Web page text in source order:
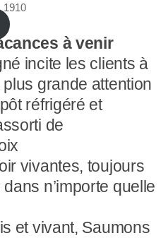
1910
à venir
incite les clients à
grande attention
réfrigéré et
de
vivantes, toujours
n’importe quelle
et vivant, Saumons